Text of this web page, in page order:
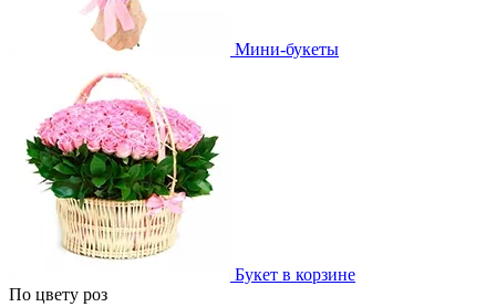
Мини-букеты
Букет в корзине
По цвету роз